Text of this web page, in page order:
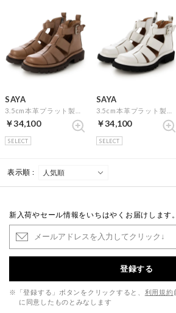
SAYA
￥34,100
SELECT
SAYA
￥34,100
SELECT
表示順 :
新入荷やセール情報をいちはやくお届けします。
登録する
※「登録する」ボタンをクリックすると、 利用規約
に同意したものとみなします